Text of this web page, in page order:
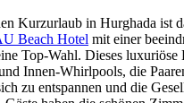
Kurzurlaub in Hurghada ist
Beach Hotel mit einer
Top-Wahl. Dieses luxuriöse
Innen-Whirlpools, die
zu entspannen und die